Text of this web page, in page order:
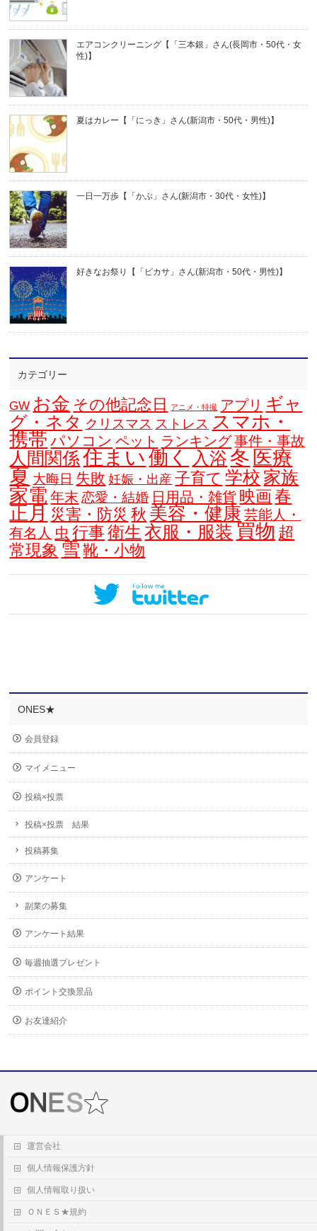
エアコンクリーニング【「三本銀」さん(長岡市・50代・女
性)】
夏はカレー【「にっき」さん(新潟市・50代・男性)】
一日一万歩【「かぶ」さん(新潟市・30代・女性)】
好きなお祭り【「ピカサ」さん(新潟市・50代・男性)】
カテゴリー
GW お金 その他記念日 アニメ・特撮 アプリ ギャ
グ・ネタ クリスマス ストレス スマホ・
携帯 パソコン ペット ランキング事件・事故
人間関係住まい 働く 入浴 冬 医療
夏 大晦日 失敗 妊娠・出産 子育て 学校 家族
家電 年末 恋愛・結婚 日用品・雑貨 映画 春
正月 災害・防災 秋 美容・健康 芸能人・
有名人 虫 行事 衛生 衣服・服装 買物 超
常現象 雪 靴・小物
ONES★
会員登録
マイメニュー
投稿×投票
投稿×投票 結果
投稿募集
アンケート
副業の募集
アンケート結果
毎週抽選プレゼント
ポイント交換景品
お友達紹介
運営会社
個人情報保護方針
個人情報取り扱い
ＯＮＥＳ★規約